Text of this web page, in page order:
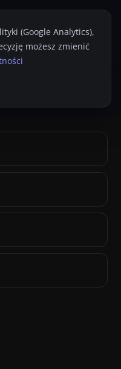
Administratora
(Google Analytics),
możesz zmienić